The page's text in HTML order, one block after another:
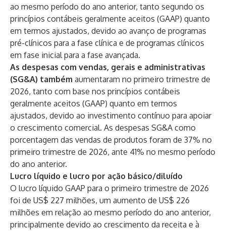
ao mesmo período do ano anterior, tanto segundo os
princípios contábeis geralmente aceitos (GAAP) quanto
em termos ajustados, devido ao avanço de programas
pré-clínicos para a fase clínica e de programas clínicos
em fase inicial para a fase avançada.
As despesas com vendas, gerais e administrativas
(SG&A) também aumentaram no primeiro trimestre de
2026, tanto com base nos princípios contábeis
geralmente aceitos (GAAP) quanto em termos
ajustados, devido ao investimento contínuo para apoiar
o crescimento comercial. As despesas SG&A como
porcentagem das vendas de produtos foram de 37% no
primeiro trimestre de 2026, ante 41% no mesmo período
do ano anterior.
Lucro líquido e lucro por ação básico/diluído
O lucro líquido GAAP para o primeiro trimestre de 2026
foi de US$ 227 milhões, um aumento de US$ 226
milhões em relação ao mesmo período do ano anterior,
principalmente devido ao crescimento da receita e à